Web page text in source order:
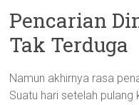
Pencarian
Tak Terduga
Namun akhirnya rasa
Suatu hari setelah